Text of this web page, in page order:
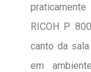
RICOH P
canto da
em